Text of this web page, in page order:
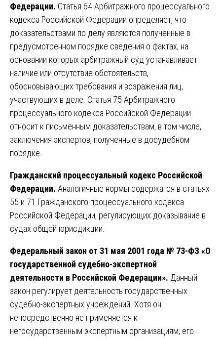
Федерации. Статья 64 Арбитражного процессуального
кодекса Российской Федерации определяет, что
доказательствами по делу являются полученные в
предусмотренном порядке сведения о фактах, на
основании которых арбитражный суд устанавливает
наличие или отсутствие обстоятельств,
обосновывающих требования и возражения лиц,
участвующих в деле. Статья 75 Арбитражного
процессуального кодекса Российской Федерации
относит к письменным доказательствам, в том числе,
заключения экспертов, полученные в досудебном
порядке.
Гражданский процессуальный кодекс Российской
Федерации. Аналогичные нормы содержатся в статьях
55 и 71 Гражданского процессуального кодекса
Российской Федерации, регулирующих доказывание в
судах общей юрисдикции.
Федеральный закон от 31 мая 2001 года № 73-ФЗ «О
государственной судебно-экспертной
деятельности в Российской Федерации». Данный
закон регулирует деятельность государственных
судебно-экспертных учреждений. Хотя он
непосредственно не применяется к
негосударственным экспертным организациям, его